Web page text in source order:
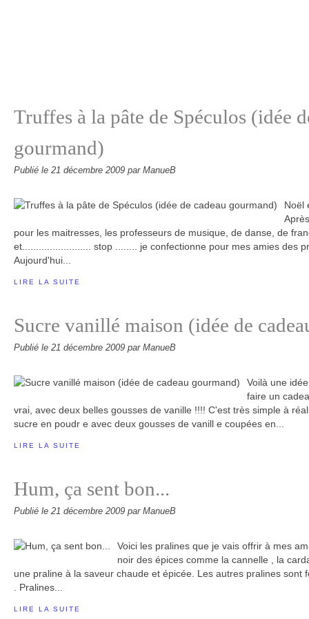
Truffes à la pâte de Spéculos (idée
gourmand)
Publié le 21 décembre 2009 par ManueB
Noël
pour les maitresses, les professeurs de musique, de danse, de
et......................... stop ........ je confectionne pour mes amies des
Aujourd'hui...
LIRE LA SUITE
Sucre vanillé maison (idée de
Publié le 21 décembre 2009 par ManueB
Voilà une
faire un
vrai, avec deux belles gousses de vanille !!!! C'est très simple à
sucre en poudr e avec deux gousses de vanill e coupées en...
LIRE LA SUITE
Hum, ça sent bon...
Publié le 21 décembre 2009 par ManueB
Voici les pralines que je vais offrir à mes
noir des épices comme la cannelle , la
une praline à la saveur chaude et épicée. Les autres pralines sont
. Pralines...
LIRE LA SUITE